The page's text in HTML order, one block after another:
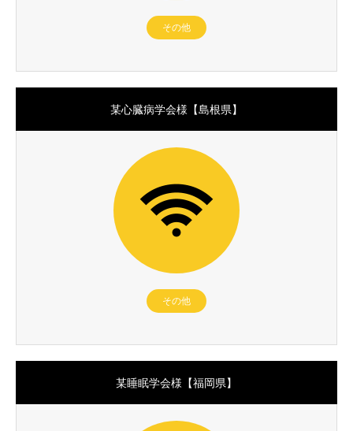
その他
某心臓病学会様【島根県】
その他
某睡眠学会様【福岡県】